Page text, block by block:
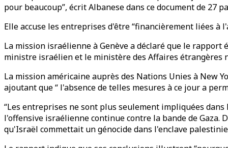
pour beaucoup”, écrit Albanese dans ce document de 27
Elle accuse les entreprises d'être “financièrement liées
La mission israélienne à Genève a déclaré que le
ministre israélien et le ministère des Affaires étrangères
La mission américaine auprès des Nations Unies à New
ajoutant que “ l'absence de telles mesures à ce jour a
“Les entreprises ne sont plus seulement impliquées
l'offensive israélienne continue contre la bande de Gaza.
qu'Israël commettait un génocide dans l'enclave